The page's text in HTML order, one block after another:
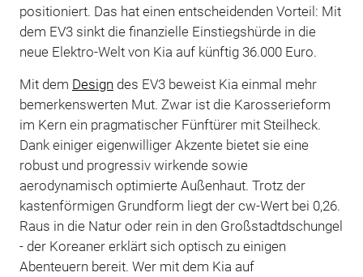
positioniert. Das hat einen entscheidenden Vorteil: Mit
dem EV3 sinkt die finanzielle Einstiegshürde in die
neue Elektro-Welt von Kia auf künftig 36.000 Euro.
Mit dem Design des EV3 beweist Kia einmal mehr
bemerkenswerten Mut. Zwar ist die Karosserieform
im Kern ein pragmatischer Fünftürer mit Steilheck.
Dank einiger eigenwilliger Akzente bietet sie eine
robust und progressiv wirkende sowie
aerodynamisch optimierte Außenhaut. Trotz der
kastenförmigen Grundform liegt der cw-Wert bei 0,26.
Raus in die Natur oder rein in den Großstadtdschungel
- der Koreaner erklärt sich optisch zu einigen
Abenteuern bereit. Wer mit dem Kia auf